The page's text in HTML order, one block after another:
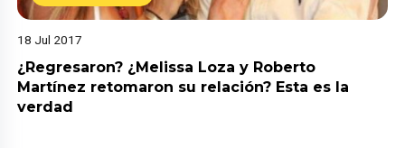
18 Jul 2017
¿Regresaron? ¿Melissa Loza y Roberto
Martínez retomaron su relación? Esta es la
verdad